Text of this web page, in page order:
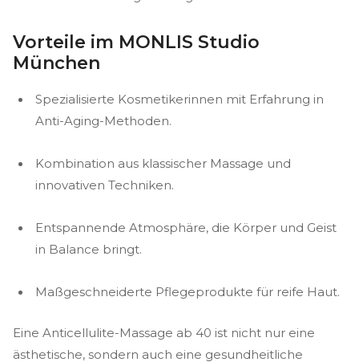
Vorteile im MONLIS Studio
München
Spezialisierte Kosmetikerinnen mit Erfahrung in
Anti-Aging-Methoden.
Kombination aus klassischer Massage und
innovativen Techniken.
Entspannende Atmosphäre, die Körper und Geist
in Balance bringt.
Maßgeschneiderte Pflegeprodukte für reife Haut.
Eine Anticellulite-Massage ab 40 ist nicht nur eine
ästhetische, sondern auch eine gesundheitliche